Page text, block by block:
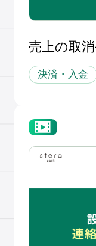
売上の取
決済・入金